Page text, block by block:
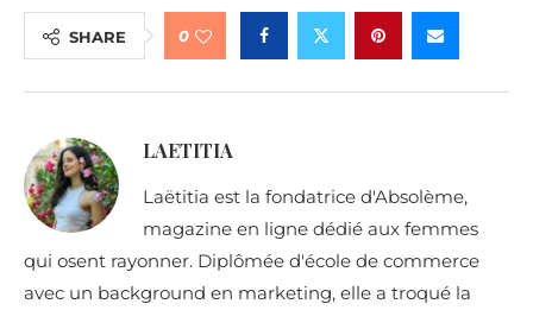
SHARE 0
LAETITIA
Laëtitia est la fondatrice d'Absolème,
magazine en ligne dédié aux femmes
qui osent rayonner. Diplômée d'école de commerce
avec un background en marketing, elle a troqué la